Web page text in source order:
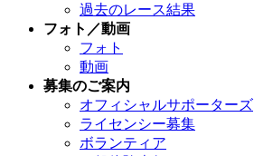
過去のレース結果
フォト／動画
フォト
動画
募集のご案内
オフィシャルサポーターズ
ライセンシー募集
ボランティア